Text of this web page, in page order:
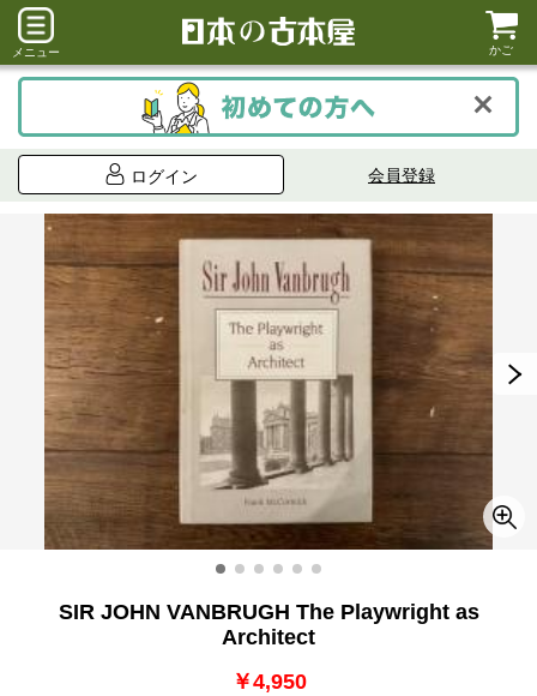
メニュー かご
ログイン 会員登録
SIR JOHN VANBRUGH The Playwright as
Architect
￥4,950